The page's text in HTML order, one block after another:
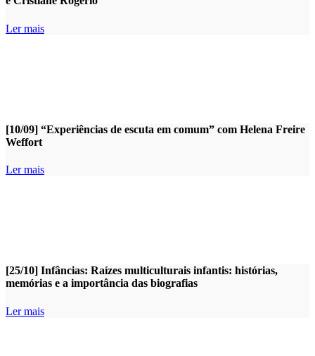
Ler mais
[10/09] “Experiências de escuta em comum” com Helena Freire
Weffort
Ler mais
[25/10] Infâncias: Raízes multiculturais infantis: histórias,
memórias e a importância das biografias
Ler mais